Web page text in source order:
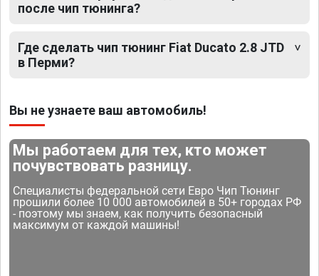
после чип тюнинга?
Где сделать чип тюнинг Fiat Ducato 2.8 JTD
в Перми?
Вы не узнаете ваш автомобиль!
Мы работаем для тех, кто может
почувствовать разницу.
Специалисты федеральной сети Евро Чип Тюнинг
прошили более 10 000 автомобилей в 50+ городах РФ
- поэтому мы знаем, как получить безопасный
максимум от каждой машины!